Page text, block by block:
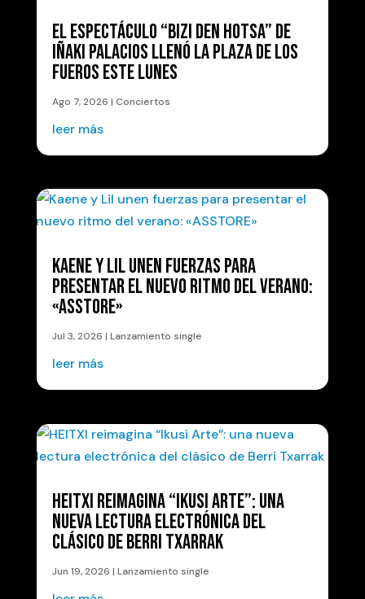
EL ESPECTÁCULO “BIZI DEN HOTSA” DE
IÑAKI PALACIOS LLENÓ LA PLAZA DE LOS
FUEROS ESTE LUNES
Ago 7, 2026 | Conciertos
leer más
KAENE Y LIL UNEN FUERZAS PARA
PRESENTAR EL NUEVO RITMO DEL VERANO:
«ASSTORE»
Jul 3, 2026 | Lanzamiento single
leer más
HEITXI REIMAGINA “IKUSI ARTE”: UNA
NUEVA LECTURA ELECTRÓNICA DEL
CLÁSICO DE BERRI TXARRAK
Jun 19, 2026 | Lanzamiento single